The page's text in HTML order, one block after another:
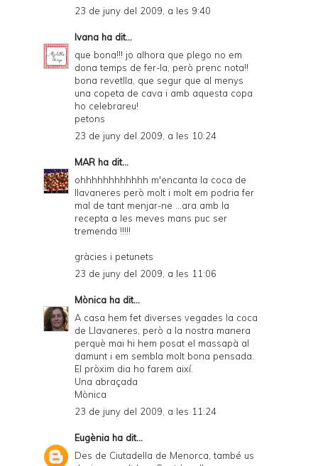
23 de juny del 2009, a les 9:40
Ivana ha dit...
que bona!!! jo alhora que plego no em
dona temps de fer-la, però prenc nota!!
bona revetlla, que segur que al menys
una copeta de cava i amb aquesta copa
ho celebrareu!
petons
23 de juny del 2009, a les 10:24
MAR ha dit...
ohhhhhhhhhhhh m'encanta la coca de
llavaneres però molt i molt em podria fer
mal de tant menjar-ne ...ara amb la
recepta a les meves mans puc ser
tremenda !!!!!
gràcies i petunets
23 de juny del 2009, a les 11:06
Mònica ha dit...
A casa hem fet diverses vegades la coca
de Llavaneres, però a la nostra manera
perquè mai hi hem posat el massapà al
damunt i em sembla molt bona pensada.
El pròxim dia ho farem així.
Una abraçada
Mònica
23 de juny del 2009, a les 11:24
Eugènia ha dit...
Des de Ciutadella de Menorca, també us